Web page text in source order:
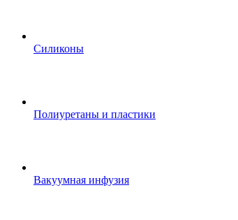
Силиконы
Полиуретаны и пластики
Вакуумная инфузия